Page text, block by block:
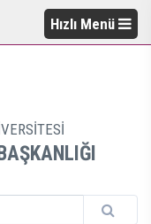
Hızlı Menü